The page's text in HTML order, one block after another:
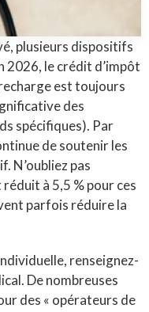
plusieurs dispositifs
2026, le crédit d’impôt
est toujours
des
spécifiques). Par
de soutenir les
N’oubliez pas
à 5,5 % pour ces
parfois réduire la
renseignez-
De nombreuses
des « opérateurs de